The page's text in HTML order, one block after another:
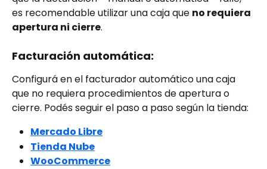
es recomendable utilizar una caja que no requiera
apertura ni cierre.
Facturación automática:
Configurá en el facturador automático una caja
que no requiera procedimientos de apertura o
cierre. Podés seguir el paso a paso según la tienda:
Mercado Libre
Tienda Nube
WooCommerce